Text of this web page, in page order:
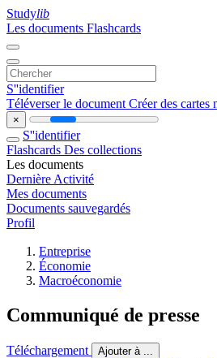
Studylib
Les documents Flashcards
S''identifier
Téléverser le document Créer des cartes
×
S''identifier
Flashcards Des collections
Les documents
Dernière Activité
Mes documents
Documents sauvegardés
Profil
Entreprise
Économie
Macroéconomie
Communiqué de presse
Téléchargement Ajouter à ...